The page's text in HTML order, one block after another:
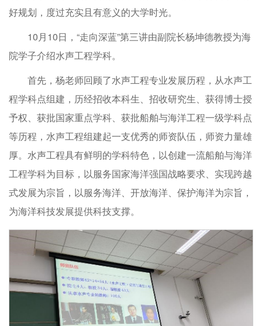
好规划，度过充实且有意义的大学时光。
10月10日，“走向深蓝”第三讲由副院长杨坤德教授为海
院学子介绍水声工程学科。
首先，杨老师回顾了水声工程专业发展历程，从水声工
程学科点组建，历经招收本科生、招收研究生、获得博士授
予权、获批国家重点学科、获批船舶与海洋工程一级学科点
等历程，水声工程组建起一支优秀的师资队伍，师资力量雄
厚。水声工程具有鲜明的学科特色，以创建一流船舶与海洋
工程学科为目标，以服务国家海洋强国战略要求、实现跨越
式发展为宗旨，以服务海洋、开放海洋、保护海洋为宗旨，
为海洋科技发展提供科技支撑。